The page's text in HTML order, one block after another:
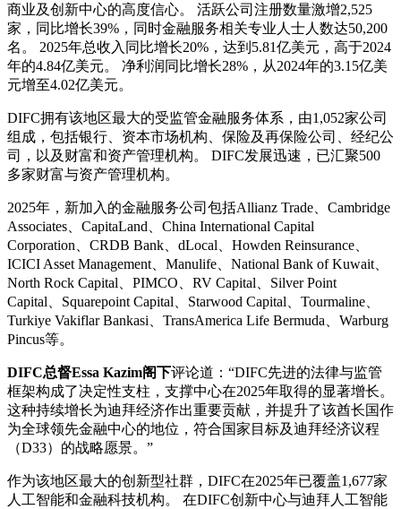
商业及创新中心的高度信心。 活跃公司注册数量激增2,525
家，同比增长39%，同时金融服务相关专业人士人数达50,200
名。 2025年总收入同比增长20%，达到5.81亿美元，高于2024
年的4.84亿美元。 净利润同比增长28%，从2024年的3.15亿美
元增至4.02亿美元。
DIFC拥有该地区最大的受监管金融服务体系，由1,052家公司
组成，包括银行、资本市场机构、保险及再保险公司、经纪公
司，以及财富和资产管理机构。 DIFC发展迅速，已汇聚500
多家财富与资产管理机构。
2025年，新加入的金融服务公司包括Allianz Trade、Cambridge
Associates、CapitaLand、China International Capital
Corporation、CRDB Bank、dLocal、Howden Reinsurance、
ICICI Asset Management、Manulife、National Bank of Kuwait、
North Rock Capital、PIMCO、RV Capital、Silver Point
Capital、Squarepoint Capital、Starwood Capital、Tourmaline、
Turkiye Vakiflar Bankasi、TransAmerica Life Bermuda、Warburg
Pincus等。
DIFC总督Essa Kazim阁下评论道：“DIFC先进的法律与监管
框架构成了决定性支柱，支撑中心在2025年取得的显著增长。
这种持续增长为迪拜经济作出重要贡献，并提升了该酋长国作
为全球领先金融中心的地位，符合国家目标及迪拜经济议程
（D33）的战略愿景。”
作为该地区最大的创新型社群，DIFC在2025年已覆盖1,677家
人工智能和金融科技机构。 在DIFC创新中心与迪拜人工智能